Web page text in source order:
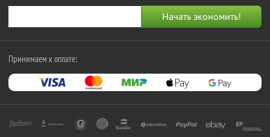
Принимаем к оплате: